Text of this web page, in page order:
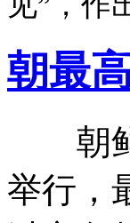
朝最
朝鲜
举行，